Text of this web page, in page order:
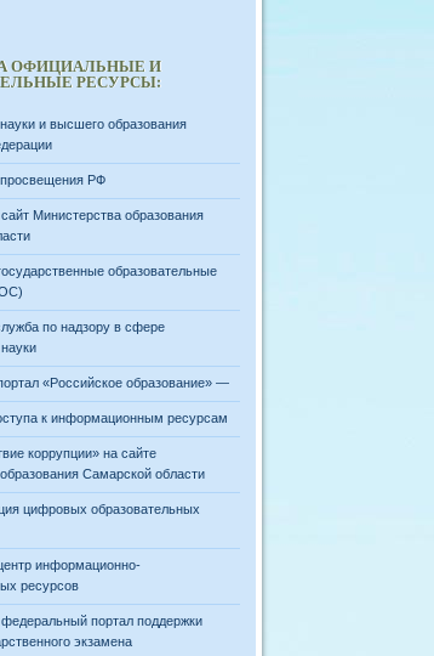
ОФИЦИАЛЬНЫЕ И
РЕСУРСЫ:
и высшего образования
РФ
Министерства образования
образовательные
по надзору в сфере
«Российское образование» —
к информационным ресурсам
коррупции» на сайте
Самарской области
цифровых образовательных
информационно-
ресурсов
портал поддержки
экзамена